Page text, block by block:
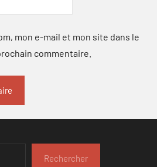
mon e-mail et mon site dans le
commentaire.
Rechercher